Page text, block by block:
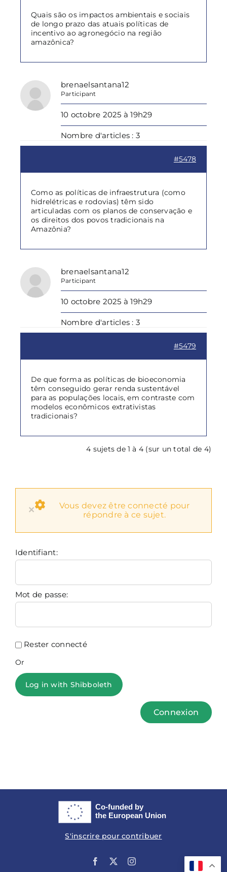
Quais são os impactos ambientais e sociais
de longo prazo das atuais políticas de
incentivo ao agronegócio na região
amazônica?
brenaelsantana12
Participant
10 octobre 2025 à 19h29
Nombre d'articles : 3
#5478
Como as políticas de infraestrutura (como
hidrelétricas e rodovias) têm sido
articuladas com os planos de conservação e
os direitos dos povos tradicionais na
Amazônia?
brenaelsantana12
Participant
10 octobre 2025 à 19h29
Nombre d'articles : 3
#5479
De que forma as políticas de bioeconomia
têm conseguido gerar renda sustentável
para as populações locais, em contraste com
modelos econômicos extrativistas
tradicionais?
4 sujets de 1 à 4 (sur un total de 4)
×
Vous devez être connecté pour
répondre à ce sujet.
Identifiant:
Mot de passe:
Rester connecté
Or
Log in with Shibboleth
Connexion
S'inscrire pour contribuer
Facebook Instagram